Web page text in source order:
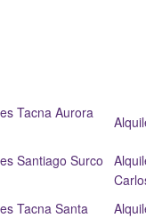
Tacna Aurora
Santiago Surco
Tacna Santa